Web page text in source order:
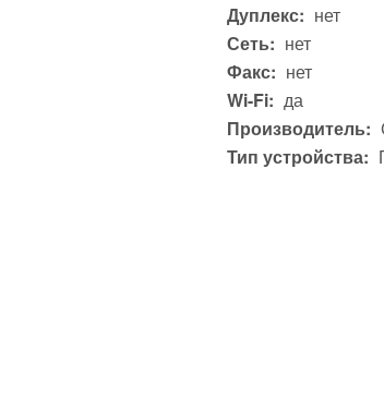
Дуплекс: нет
Сеть: нет
Факс: нет
Wi-Fi: да
Производитель:
Тип устройства: